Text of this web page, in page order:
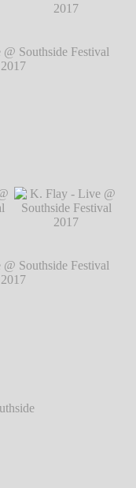
K. Flay - Live @
Southside Festival
Festival 2017
Hillgärtner
K. Flay - Live @
Southside Festival
Festival 2017
Hillgärtner